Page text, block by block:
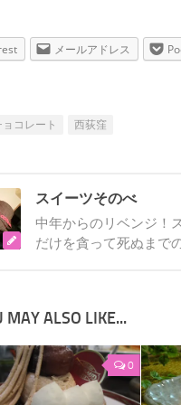
メールアドレス
ョコレート 西荻窪
スイーツそのべ
中年からのリベンジ！
だけを貪って死ぬまで
MAY ALSO LIKE...
0